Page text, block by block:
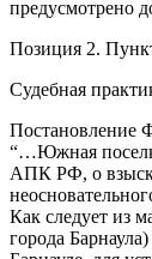
предусмотрено
Позиция 2.
Судебная
Постановление
“…Южная
АПК РФ, о
Как следует из
города